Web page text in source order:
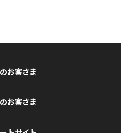
お客さま
お客さま